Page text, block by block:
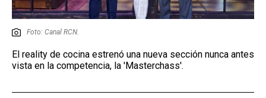
Foto: Canal RCN.
El reality de cocina estrenó una nueva sección nunca antes
vista en la competencia, la 'Masterchass'.